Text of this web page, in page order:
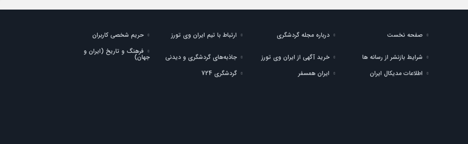
صفحه نخست درباره مجله گردشگری ارتباط با تیم ایران وی تورز حریم شخصی کاربران
شرایط بازنشر از رسانه ها خرید آگهی از ایران وی تورز جاذبه‌های گردشگری و دیدنی
فرهنگ و تاریخ (ایران و
جهان)
اطلاعات مدیکال ایران
ایران همسفر گردشگری 724